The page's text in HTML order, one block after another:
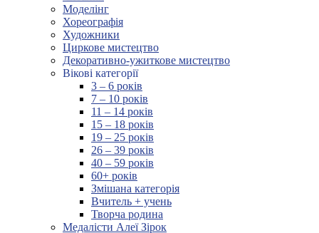
Моделінг
Хореографія
Художники
Циркове мистецтво
Декоративно-ужиткове мистецтво
Вікові категорії
3 – 6 років
7 – 10 років
11 – 14 років
15 – 18 років
19 – 25 років
26 – 39 років
40 – 59 років
60+ років
Змішана категорія
Вчитель + учень
Творча родина
Медалісти Алеї Зірок